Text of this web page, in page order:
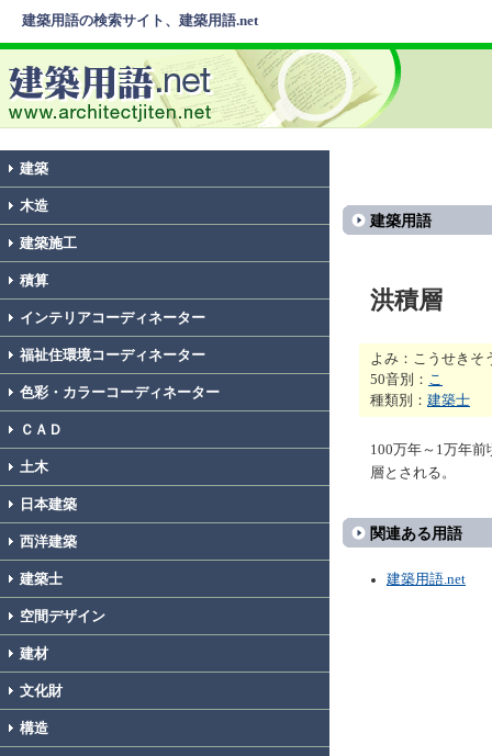
建築用語の検索サイト、建築用語.net
建築
木造
建築施工
積算
インテリアコーディネーター
福祉住環境コーディネーター
色彩・カラーコーディネーター
ＣＡＤ
土木
日本建築
西洋建築
建築士
空間デザイン
建材
文化財
構造
建築用語
洪積層
よみ：こうせきそ
50音別： こ
種類別： 建築士
100万年～1万年
層とされる。
関連ある用語
建築用語.net